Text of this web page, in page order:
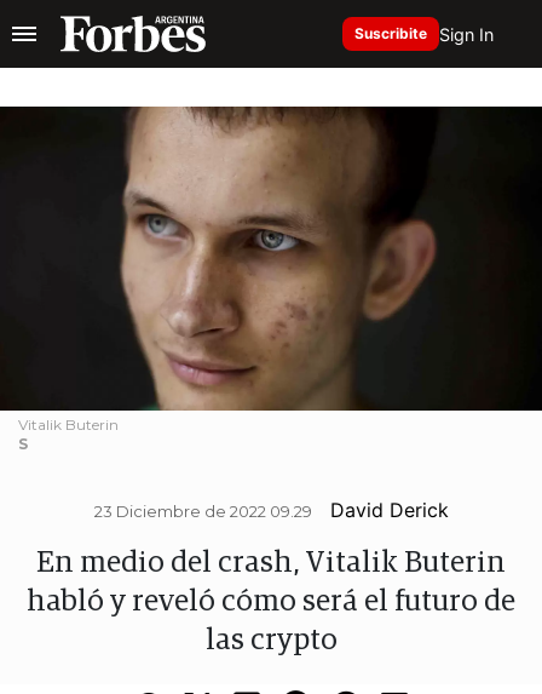
Suscribite Sign In
Vitalik Buterin
S
23 Diciembre de 2022 09.29 David Derick
En medio del crash, Vitalik Buterin
habló y reveló cómo será el futuro de
las crypto